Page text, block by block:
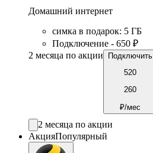
Домашний интернет
симка в подарок: 5 ГБ
Подключение - 650 ₽
2 месяца по акции
Подключить
520
260
₽/мес
2 месяца по акции
АкцияПопулярный